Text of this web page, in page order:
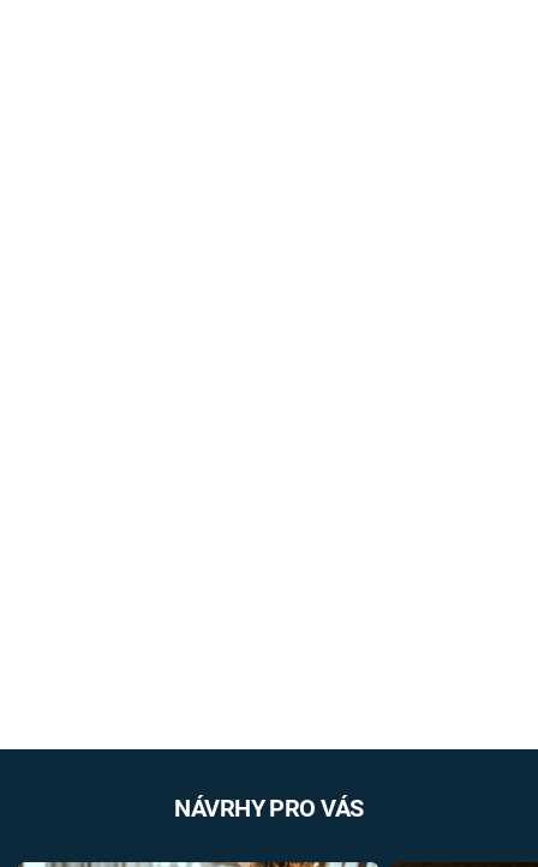
NÁVRHY PRO VÁS